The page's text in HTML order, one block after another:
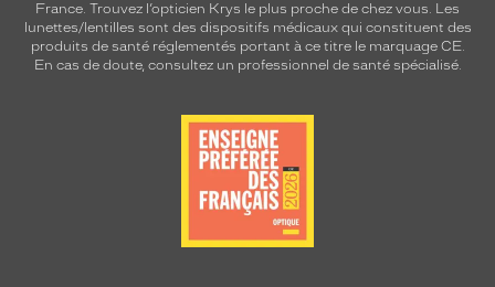
France. Trouvez l’opticien Krys le plus proche de chez vous. Les
lunettes/lentilles sont des dispositifs médicaux qui constituent des
produits de santé réglementés portant à ce titre le marquage CE.
En cas de doute, consultez un professionnel de santé spécialisé.